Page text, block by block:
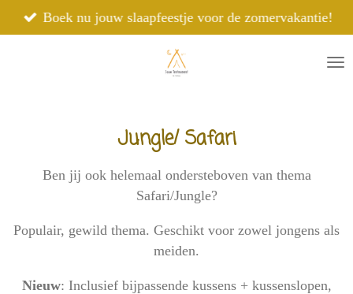
Ga
direct
Boek nu jouw slaapfeestje voor de zomervakantie!
Jungle/ Safari
Ben jij ook helemaal ondersteboven van thema
Safari/Jungle?
Populair, gewild thema. Geschikt voor zowel jongens als
meiden.
Nieuw: Inclusief bijpassende kussens + kussenslopen,